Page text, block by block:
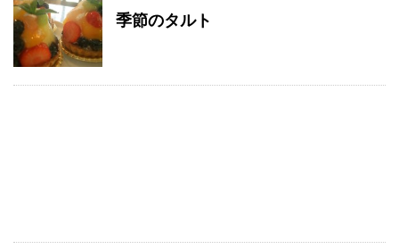
季節のタルト